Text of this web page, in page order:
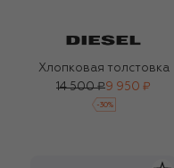
Хлопковая толстовка
14 500 ₽9 950 ₽
-30%